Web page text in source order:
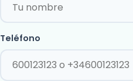
Teléfono